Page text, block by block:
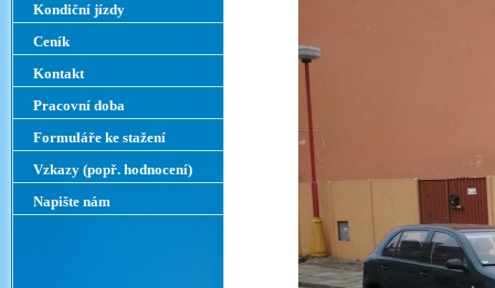
Kondiční jízdy
Ceník
Kontakt
Pracovní doba
Formuláře ke stažení
Vzkazy (popř. hodnocení)
Napište nám